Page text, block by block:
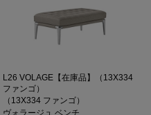
L26 VOLAGE【在庫品】（13X334
ファンゴ）
（13X334 ファンゴ）
ヴォラージュ ベンチ